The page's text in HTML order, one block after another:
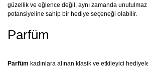
güzellik ve eğlence değil, aynı zamanda unutulmaz
potansiyeline sahip bir hediye seçeneği olabilir.
Parfüm
Parfüm kadınlara alınan klasik ve etkileyici